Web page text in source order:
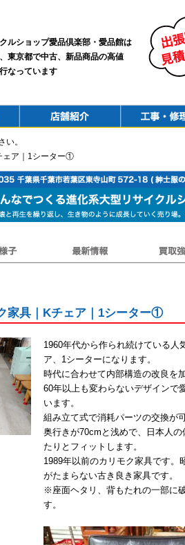
ルショップ愛品倶楽部・愛品館は
東京都で中古、新品商品の高値
なっています
い。
ェア｜1シーター①
家具｜Kチェア｜1シーター①
1960年代から作られ続けている人
ア、1シーターになります。
時代に合わせて内部構造の改良を
60年以上も変わらないデザインで
います。
組み立て式で消耗パーツの交換が可
奥行きが70cmと浅めで、日本人の
たりとフィットします。
1989年以前のカリモク家具です。
がたまらない古き良き家具です。
※座面ヘタリ、背もたれの一部に
す。